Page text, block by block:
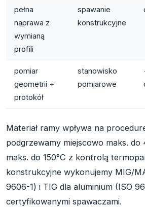
pełna
naprawa z
wymianą
profili
spawanie
konstrukcyjne
pomiar
geometrii +
protokół
stanowisko
pomiarowe
Materiał ramy wpływa na
podgrzewamy miejscowo maks. do
maks. do 150°C z kontrolą
konstrukcyjne wykonujemy MIG/
9606-1) i TIG dla aluminium (ISO
certyfikowanymi spawaczami.